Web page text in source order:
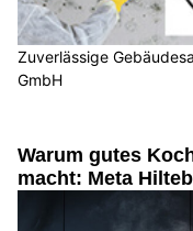
Zuverlässige
GmbH
Warum gutes
macht: Meta